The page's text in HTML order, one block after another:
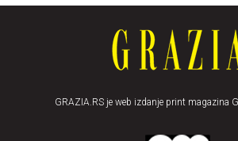
GRAZIA.RS je web izdanje print magazina